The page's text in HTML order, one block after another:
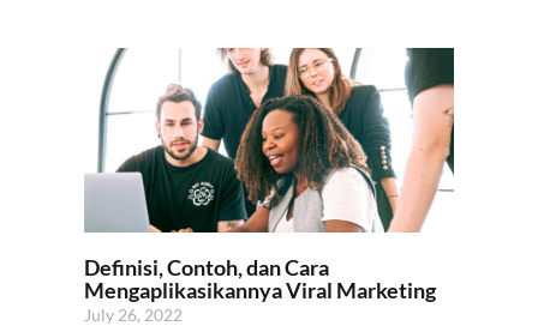
Definisi, Contoh, dan Cara
Mengaplikasikannya Viral Marketing
July 26, 2022